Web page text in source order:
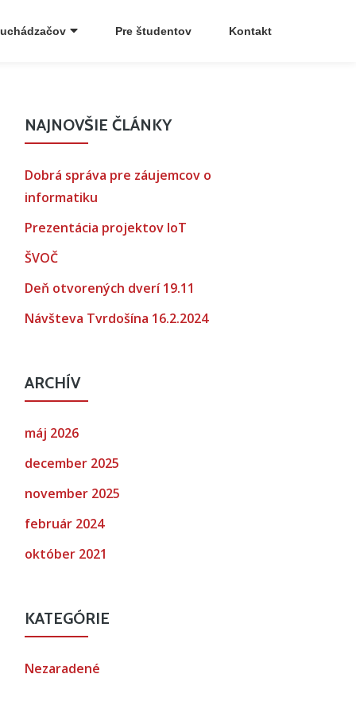
Pre študentov Kontakt
NAJNOVŠIE ČLÁNKY
Dobrá správa pre záujemcov o
informatiku
Prezentácia projektov IoT
ŠVOČ
Deň otvorených dverí 19.11
Návšteva Tvrdošína 16.2.2024
ARCHÍV
máj 2026
december 2025
november 2025
február 2024
október 2021
KATEGÓRIE
Nezaradené